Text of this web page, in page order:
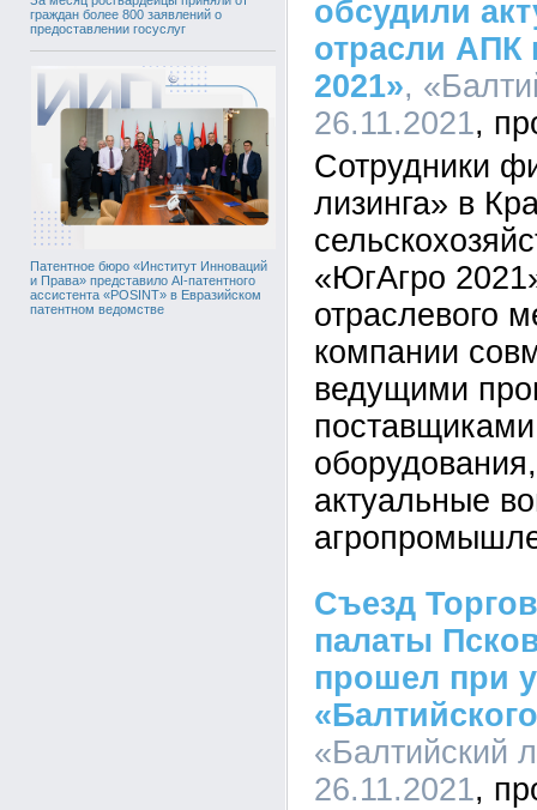
граждан более 800 заявлений о
предоставлении госуслуг
Патентное бюро «Институт Инноваций
и Права» представило AI-патентного
ассистента «POSINT» в Евразийском
патентном ведомстве
обсудили
отрасли АПК
2021»,
26.11.2021
Сотрудники
лизинга» в
«ЮгАгро
отраслевого
компании
ведущими
актуальные
Съезд
палаты
прошел при
«Балтийский
26.11.2021